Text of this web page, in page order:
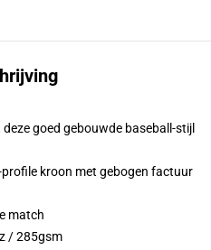
goed gebouwde baseball-stijl
kroon met gebogen factuur
match
/ 285gsm